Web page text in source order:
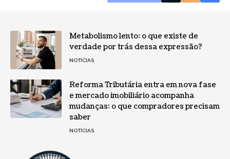
Metabolismo lento: o que existe de
verdade por trás dessa expressão?
NOTÍCIAS
Reforma Tributária entra em nova fase
e mercado imobiliário acompanha
mudanças: o que compradores precisam
saber
NOTÍCIAS